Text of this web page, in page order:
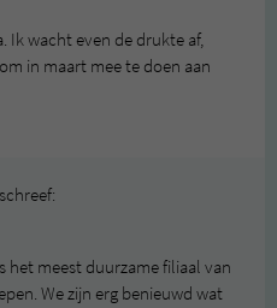
Ik wacht even de drukte af,
in maart mee te doen aan
schreef:
het meest duurzame filiaal van
We zijn erg benieuwd wat